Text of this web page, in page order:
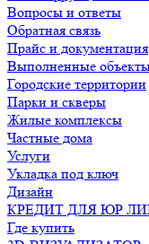
Вопросы и ответы
Обратная связь
Прайс и документация
Выполненные
Городские территории
Парки и скверы
Жилые комплексы
Частные дома
Услуги
Укладка под ключ
Дизайн
КРЕДИТ ДЛЯ ЮР
Где купить